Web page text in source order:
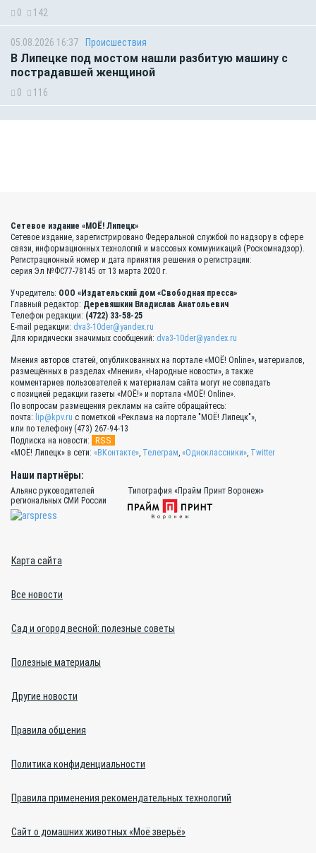
0 142
05.08.2026 16:37 Происшествия
В Липецке под мостом нашли разбитую машину с
пострадавшей женщиной
0 116
Сетевое издание «МОЁ! Липецк»
Сетевое издание, зарегистрировано Федеральной службой по надзору в сфере
связи, информационных технологий и массовых коммуникаций (Роскомнадзор).
Регистрационный номер и дата принятия решения о регистрации:
серия Эл №ФС77-78145 от 13 марта 2020 г.
Учредитель: ООО «Издательский дом «Свободная пресса»
Главный редактор: Деревяшкин Владислав Анатольевич
Телефон редакции: (4722) 33-58-25
E-mail редакции: dva3-10der@yandex.ru
Для юридически значимых сообщений: dva3-10der@yandex.ru
Мнения авторов статей, опубликованных на портале «МОЁ! Online», материалов,
размещённых в разделах «Мнения», «Народные новости», а также
комментариев пользователей к материалам сайта могут не совпадать
с позицией редакции газеты «МОЁ!» и портала «МОЁ! Online».
По вопросам размещения рекламы на сайте обращайтесь:
почта: lip@kpv.ru с пометкой «Реклама на портале "МОЁ! Липецк"»,
или по телефону (473) 267-94-13
Подписка на новости:
RSS
«МОЁ! Липецк» в сети: «ВКонтакте» Телеграм «Одноклассники» Twitter
Наши партнёры:
Альянс руководителей
региональных СМИ России
Типография «Прайм Принт Воронеж»
Карта сайта
Все новости
Сад и огород весной: полезные советы
Полезные материалы
Другие новости
Правила общения
Политика конфиденциальности
Правила применения рекомендательных технологий
Сайт о домашних животных «Моё зверьё»